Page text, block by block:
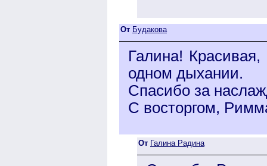
От Будакова
Галина!
одном дыхании.
Спасибо за
С восторгом,
От Галина Радина